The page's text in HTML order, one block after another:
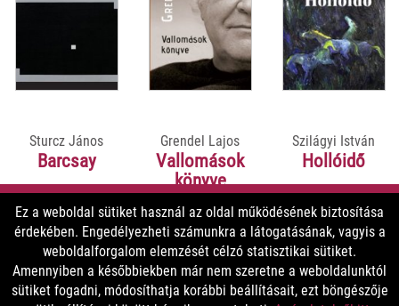
Sturcz János
Barcsay
9900 Ft
8910 Ft
Grendel Lajos
Vallomások
könyve
5800 Ft
5220 Ft
Szilágyi István
Hollóidő
5800 Ft
5220 Ft
Ez a weboldal sütiket használ az oldal működésének biztosítása
érdekében. Engedélyezheti számunkra a látogatásának, vagyis a
weboldalforgalom elemzését célzó statisztikai sütiket.
Amennyiben a későbbiekben már nem szeretne a weboldalunktól
sütiket fogadni, módosíthatja korábbi beállításait, ezt böngészője